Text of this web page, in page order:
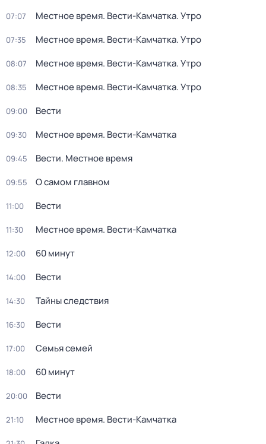
07:07 Местное время. Вести-Камчатка. Утро
07:35 Местное время. Вести-Камчатка. Утро
08:07 Местное время. Вести-Камчатка. Утро
08:35 Местное время. Вести-Камчатка. Утро
09:00 Вести
09:30 Местное время. Вести-Камчатка
09:45 Вести. Местное время
09:55 О самом главном
11:00 Вести
11:30 Местное время. Вести-Камчатка
12:00 60 минут
14:00 Вести
14:30 Тайны следствия
16:30 Вести
17:00 Семья семей
18:00 60 минут
20:00 Вести
21:10 Местное время. Вести-Камчатка